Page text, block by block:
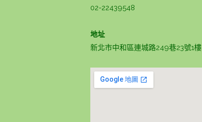
02-22439548
地址
新北市中和區連城路249巷23號1樓